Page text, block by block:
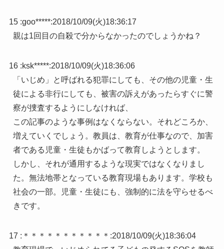
15 :goo*****:2018/10/09(火)18:36:17
親は1回目の自殺で分からなかったのでしょうかね？
16 :ksk*****:2018/10/09(火)18:36:06
「いじめ」と呼ばれる犯罪にしても、その他の児童・生
徒による非行にしても、被害の訴えがあったらすぐに警
察が捜査するようにしなければ、
この記事のような事例はなくならない。それどころか、
増えていくでしょう。教員は、教育が仕事なので、加害
者である児童・生徒もかばって教育しようとします。
しかし、それが通用するような現実ではなくなりまし
た。無法地帯となっている教育現場もあります。学校も
社会の一部。児童・生徒にも、強制的に法を守らせるべ
きです。
17 : ＊＊＊＊＊＊＊＊＊＊＊ :2018/10/09(火)18:36:04